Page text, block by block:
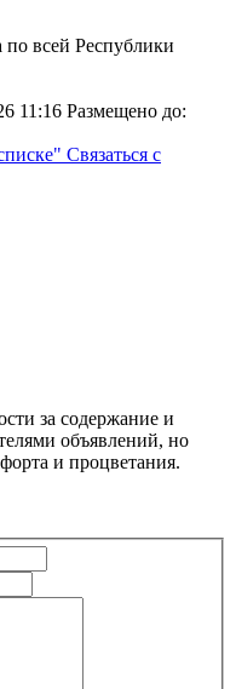
по всей Республики
11:16 Размещено до:
Связаться с
за содержание и
объявлений, но
и процветания.